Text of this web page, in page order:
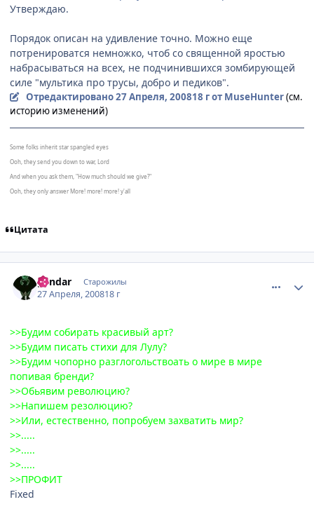
Утверждаю.
Порядок описан на удивление точно. Можно еще
потренироватся немножко, чтоб со священной яростью
набрасываться на всех, не подчинившихся зомбирующей
силе "мультика про трусы, добро и педиков".
Отредактировано27 Апреля, 200818 гот MuseHunter(см.
историю изменений)
Some folks inherit star spangled eyes
Ooh, they send you down to war, Lord
And when you ask them, "How much should we give?"
Ooh, they only answer More! more! more! y'all
Цитата
gendar Старожилы
27 Апреля, 200818 г
>>Будим собирать красивый арт?
>>Будим писать стихи для Лулу?
>>Будим чопорно разглогольствоать о мире в мире
попивая бренди?
>>Обьявим революцию?
>>Напишем резолюцию?
>>Или, естественно, попробуем захватить мир?
>>.....
>>.....
>>.....
>>ПРОФИТ
Fixed